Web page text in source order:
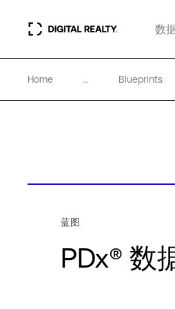
数
Home ... Blueprints
蓝图
PDx® 数